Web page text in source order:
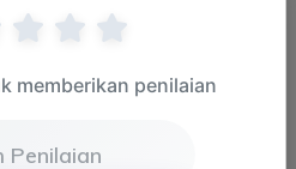
memberikan penilaian
Penilaian